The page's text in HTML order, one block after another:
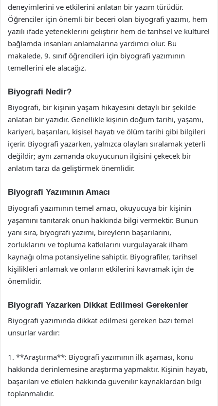
deneyimlerini ve etkilerini anlatan bir yazım türüdür.
Öğrenciler için önemli bir beceri olan biyografi yazımı, hem
yazılı ifade yeteneklerini geliştirir hem de tarihsel ve kültürel
bağlamda insanları anlamalarına yardımcı olur. Bu
makalede, 9. sınıf öğrencileri için biyografi yazımının
temellerini ele alacağız.
Biyografi Nedir?
Biyografi, bir kişinin yaşam hikayesini detaylı bir şekilde
anlatan bir yazıdır. Genellikle kişinin doğum tarihi, yaşamı,
kariyeri, başarıları, kişisel hayatı ve ölüm tarihi gibi bilgileri
içerir. Biyografi yazarken, yalnızca olayları sıralamak yeterli
değildir; aynı zamanda okuyucunun ilgisini çekecek bir
anlatım tarzı da geliştirmek önemlidir.
Biyografi Yazımının Amacı
Biyografi yazımının temel amacı, okuyucuya bir kişinin
yaşamını tanıtarak onun hakkında bilgi vermektir. Bunun
yanı sıra, biyografi yazımı, bireylerin başarılarını,
zorluklarını ve topluma katkılarını vurgulayarak ilham
kaynağı olma potansiyeline sahiptir. Biyografiler, tarihsel
kişilikleri anlamak ve onların etkilerini kavramak için de
önemlidir.
Biyografi Yazarken Dikkat Edilmesi Gerekenler
Biyografi yazımında dikkat edilmesi gereken bazı temel
unsurlar vardır:
1. **Araştırma**: Biyografi yazımının ilk aşaması, konu
hakkında derinlemesine araştırma yapmaktır. Kişinin hayatı,
başarıları ve etkileri hakkında güvenilir kaynaklardan bilgi
toplanmalıdır.